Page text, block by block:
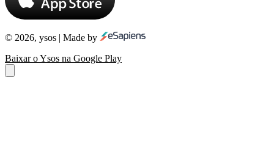
© 2026, ysos | Made by
Baixar o Ysos na Google Play